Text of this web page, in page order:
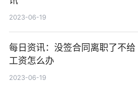
2023-06-19
每日资讯：没签合同离职了不给
工资怎么办
2023-06-19